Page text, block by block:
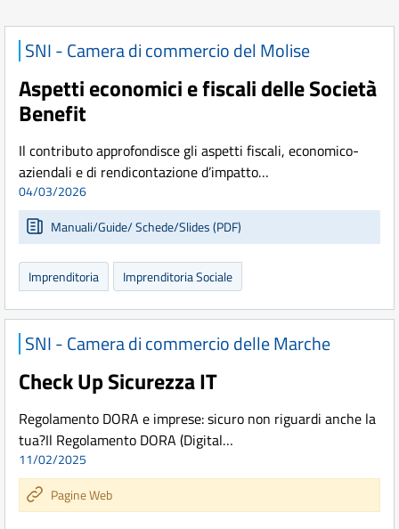
SNI - Camera di commercio del Molise
Aspetti economici e fiscali delle Società
Benefit
Il contributo approfondisce gli aspetti fiscali, economico-
aziendali e di rendicontazione d’impatto…
04/03/2026
Manuali/Guide/ Schede/Slides (PDF)
Imprenditoria Imprenditoria Sociale
SNI - Camera di commercio delle Marche
Check Up Sicurezza IT
Regolamento DORA e imprese: sicuro non riguardi anche la
tua?Il Regolamento DORA (Digital…
11/02/2025
Pagine Web